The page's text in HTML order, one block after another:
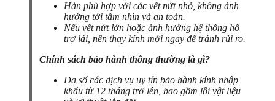
Hàn phù hợp với các vết nứt nhỏ, không ảnh
hưởng tới tầm nhìn và an toàn.
Nếu vết nứt lớn hoặc ảnh hưởng hệ thống hỗ
trợ lái, nên thay kính mới ngay để tránh rủi ro.
Chính sách bảo hành thông thường là gì?
Đa số các dịch vụ uy tín bảo hành kính nhập
khẩu từ 12 tháng trở lên, bao gồm lỗi vật liệu